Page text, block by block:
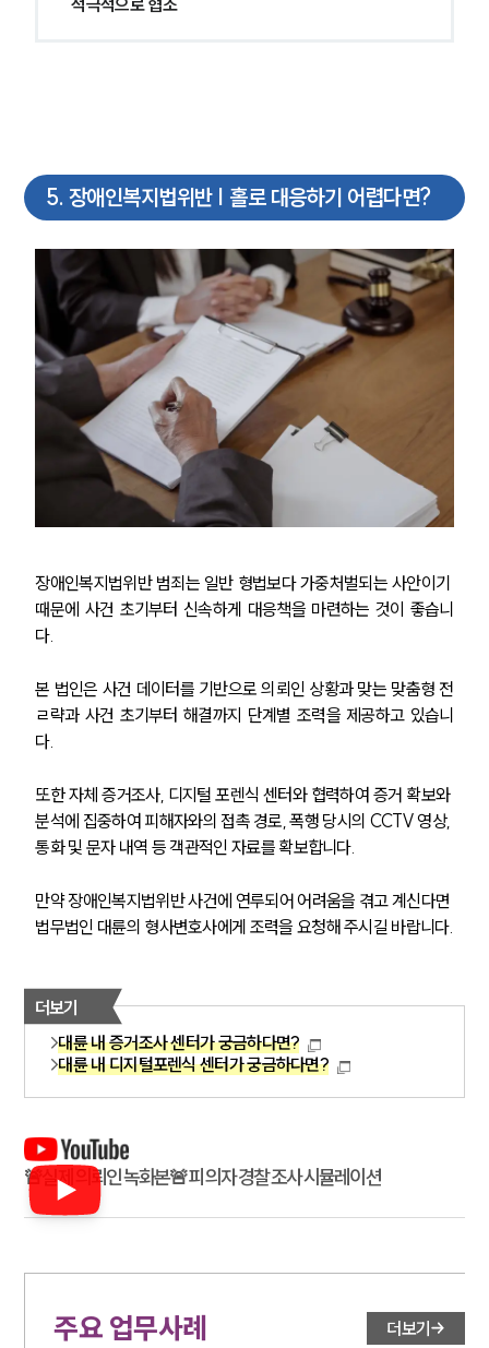
적극적으로 협조
5. 장애인복지법위반 | 홀로 대응하기 어렵다면?
장애인복지법위반 범죄는 일반 형법보다 가중처벌되는 사안이기
때문에 사건 초기부터 신속하게 대응책을 마련하는 것이 좋습니
다.
본 법인은 사건 데이터를 기반으로 의뢰인 상황과 맞는 맞춤형 전
ㄹ략과 사건 초기부터 해결까지 단계별 조력을 제공하고 있습니
다.
또한 자체 증거조사, 디지털 포렌식 센터와 협력하여 증거 확보와
분석에 집중하여 피해자와의 접촉 경로, 폭행 당시의 CCTV 영상,
통화 및 문자 내역 등 객관적인 자료를 확보합니다.
만약 장애인복지법위반 사건에 연루되어 어려움을 겪고 계신다면
법무법인 대륜의 형사변호사에게 조력을 요청해 주시길 바랍니다.
더보기
대륜 내 증거조사 센터가 궁금하다면?
대륜 내 디지털포렌식 센터가 궁금하다면?
🚨실제 의뢰인 녹화본🚨 피의자 경찰 조사 시뮬레이션
주요 업무사례 더보기